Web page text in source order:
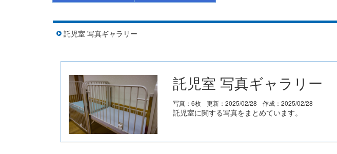
託児室 写真ギャラリー
託児室 写真ギャラリー
写真：6枚 更新：2025/02/28 作成：2025/02/28
託児室に関する写真をまとめています。